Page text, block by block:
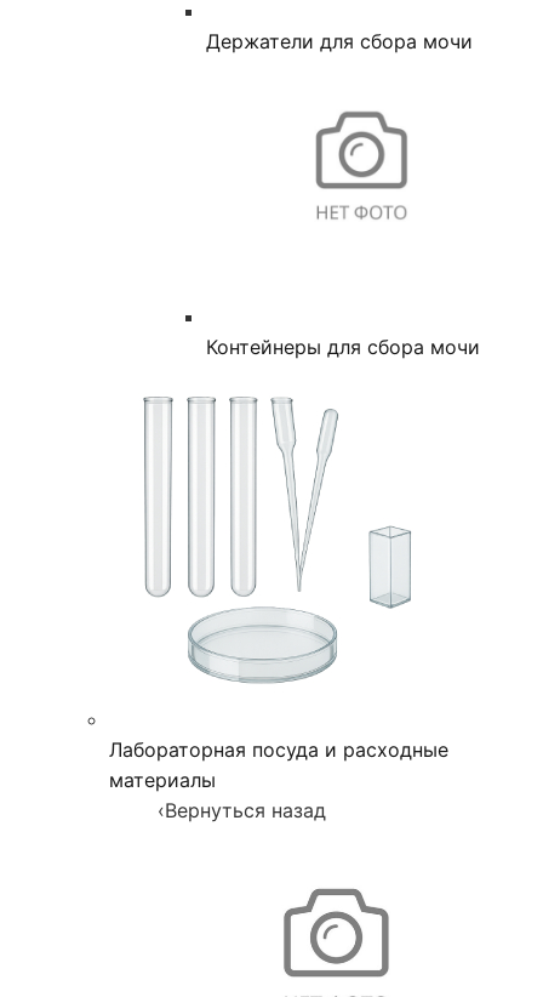
Держатели для сбора мочи
Контейнеры для сбора мочи
Лабораторная посуда и расходные
материалы
‹Вернуться назад